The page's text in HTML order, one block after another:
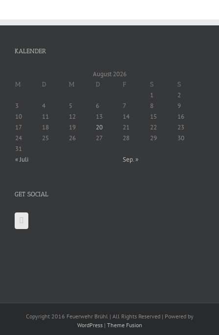
KALENDER
August 2026
M D M D F S S
1
2
3
4 5 6 7 8
9
10
11 12 13 14 15
16
17
18 19 20 21 22
23
24
25 26 27 28 29
30
31
« Juli
Sep. »
GET SOCIAL
Copyright 2016 Feuerwehr Brühl | All Rights Reserved | Powered by
WordPress| Theme Fusion